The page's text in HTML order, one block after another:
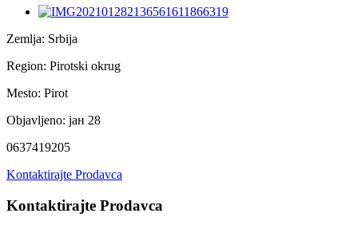
Zemlja: Srbija
Region: Pirotski okrug
Mesto: Pirot
Objavljeno: јан 28
0637419205
Kontaktirajte Prodavca
Kontaktirajte Prodavca